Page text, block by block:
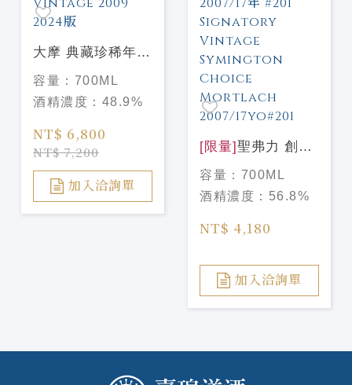
大摩 典藏珍稀年份
Dalmore Vintage
2009 2024版
容量： 700ML
酒精濃度： 48.9%
NT$ 6,800
NT$ 7,200
加入洽詢單
[限量] 聖弗力 創辦
人精選系列-慕赫
2007/17年 #201
Signatory Vintage
Symington Choice
容量： 700ML
酒精濃度： 56.8%
NT$ 4,180
加入洽詢單